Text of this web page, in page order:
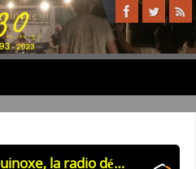
Equinoxe, la radio découverte